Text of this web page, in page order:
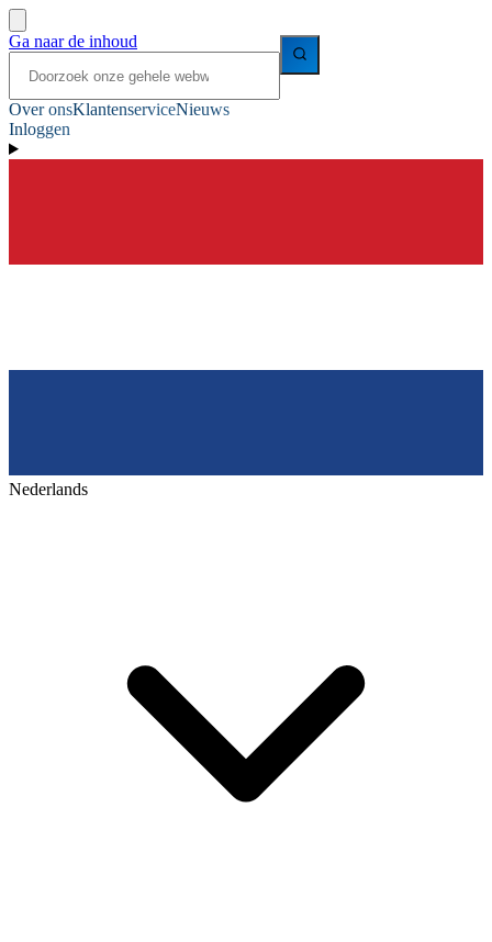
Ga naar de inhoud
Over onsKlantenserviceNieuws
Inloggen
Nederlands